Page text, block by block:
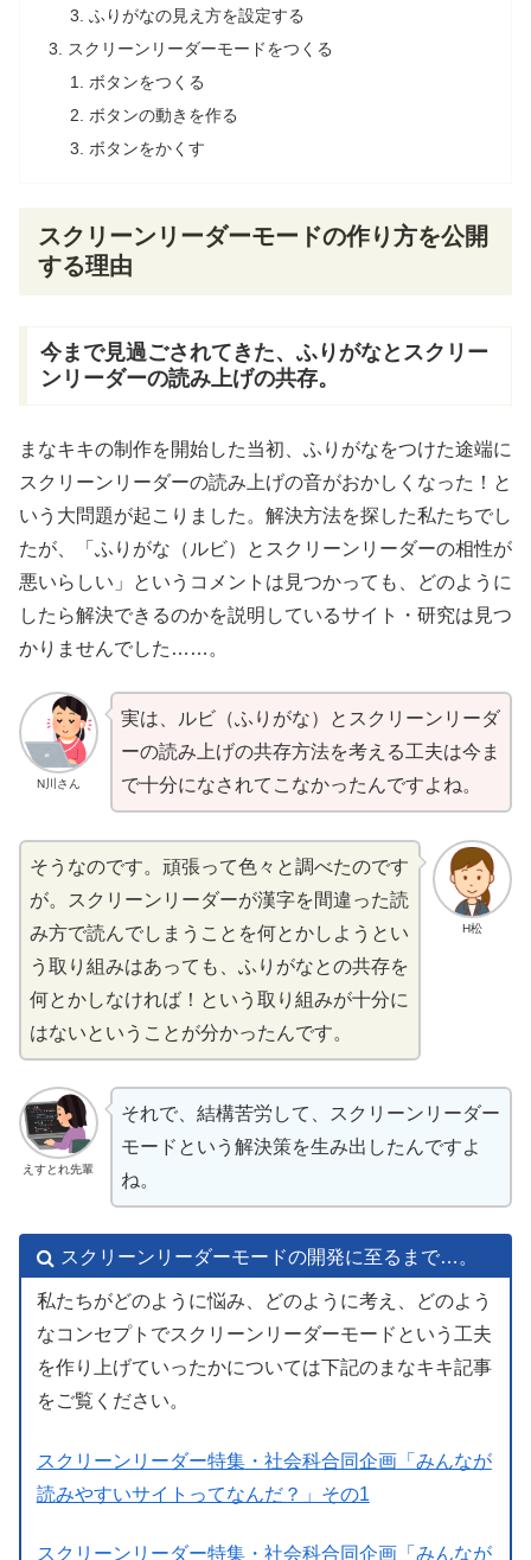
ふりがなの見え 方を設定する
スクリーンリーダーモードをつくる
ボタンをつくる
ボタンの動きを作る
ボタンをかくす
スクリーンリーダーモードの作り方を公開
する理由
今まで見過ごされてきた、ふりがなとスクリー
ンリーダーの読み上げの共存。
まなキキの制作を開始した当初 、ふりがなをつけた途端に
スクリーンリーダーの読み 上げの音がおかしくなった！と
いう 大問題が起こりました。 解決方法を探 した私たちでし
たが、「ふりがな（ルビ）とスクリーンリーダーの相性が
悪いらしい」というコメントは 見つかっても、どのように
したら解決できるのかを説明 しているサイト・ 研究は 見つ
かりませんでした……。
N川さん
実は、ルビ（ふりがな）とスクリーンリーダ
ーの読み 上げの共存方法を考える工夫は今 ま
で十分になされてこなかったんですよね。
H松
そうなのです。 頑張って色々 と調べたのです
が。スクリーンリーダーが漢字を間違った読
み方で読んでしまうことを何とかしようとい
う 取 り 組みはあっても、ふりがなとの共存を
何とかしなければ！という 取 り 組みが十分に
はないということが分かったんです。
えすとれ先輩
それで、 結構苦労 して、スクリーンリーダー
モードという 解決策を生み出 したんですよ
ね。
スクリーンリーダーモードの開発に至るまで…。
私たちがどのように悩み、どのように考え、どのよう
なコンセプトでスクリーンリーダーモードという 工夫
を作り 上げていったかについては下記のまなキキ記事
をご覧 ください。
スクリーンリーダー特集・ 社会科合同企画「みんなが
読みやすいサイトってなんだ？」その1
スクリーンリーダー特集・ 社会科合同企画「みんなが